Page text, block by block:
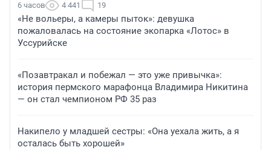
6 часов 4 441 19
«Не вольеры, а камеры пыток»: девушка
пожаловалась на состояние экопарка «Лотос» в
Уссурийске
«Позавтракал и побежал — это уже привычка»:
история пермского марафонца Владимира Никитина
— он стал чемпионом РФ 35 раз
Накипело у младшей сестры: «Она уехала жить, а я
осталась быть хорошей»